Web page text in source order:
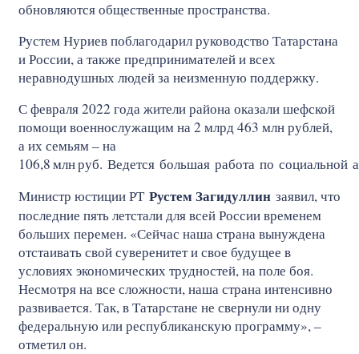
обновляются общественные пространства.
Рустем Нуриев поблагодарил руководство Татарстана
и России, а также предпринимателей и всех
неравнодушных людей за неизменную поддержку.
С февраля 2022 года жители района оказали шефской
помощи военнослужащим на 2 млрд 463 млн рублей,
а их семьям – на
106,8млнруб. Ведется большая работа по
Министр юстиции РТ Рустем Загидуллин заявил, что
последние пять летстали для всей России временем
больших перемен. «Сейчас наша страна вынуждена
отстаивать свой суверенитет и свое будущее в
условиях экономических трудностей, на поле боя.
Несмотря на все сложности, наша страна интенсивно
развивается. Так, в Татарстане не свернули ни одну
федеральную или республиканскую программу», –
отметил он.